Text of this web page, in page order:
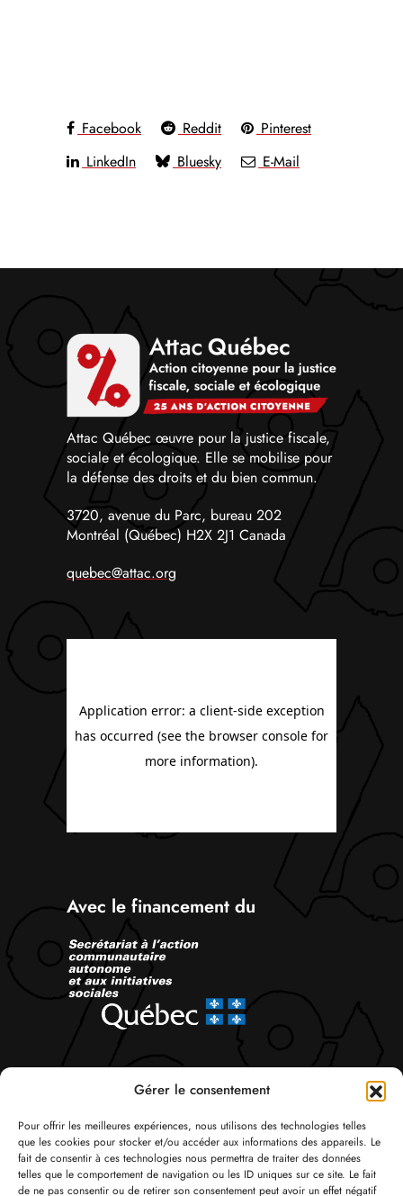
Gérer le consentement
Pour offrir les meilleures expériences, nous utilisons des technologies telles
que les cookies pour stocker et/ou accéder aux informations des appareils. Le
fait de consentir à ces technologies nous permettra de traiter des données
telles que le comportement de navigation ou les ID uniques sur ce site. Le fait
de ne pas consentir ou de retirer son consentement peut avoir un effet négatif
Facebook Reddit
Pinterest
LinkedIn
Bluesky E-Mail
Attac Québec œuvre pour la justice fiscale,
sociale et écologique. Elle se mobilise pour
la défense des droits et du bien commun.
3720, avenue du Parc, bureau 202
Montréal (Québec) H2X 2J1 Canada
quebec@attac.org
Avec le financement du
Suivez-nous